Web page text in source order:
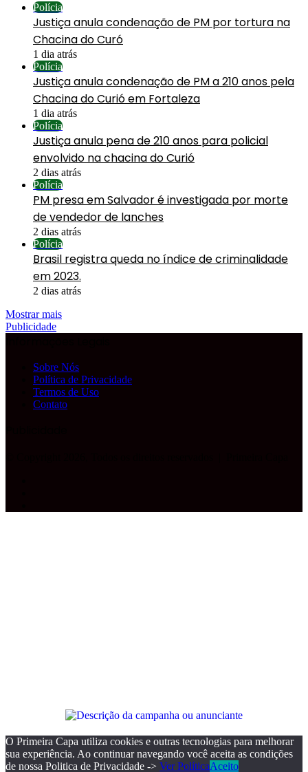
Polícia
Justiça anula condenação de PM por tortura na
Chacina do Curó
1 dia atrás
Polícia
Justiça anula condenação de PM a 210 anos pela
Chacina do Curió em Fortaleza
1 dia atrás
Polícia
Justiça anula pena de 210 anos para policial
envolvido na chacina do Curió
2 dias atrás
Polícia
PM presa em Salvador é investigada por morte
de vendedor de lanches
2 dias atrás
Polícia
Brasil registra queda no índice de criminalidade
em 2023.
2 dias atrás
Mostrar mais
Publicidade
Sobre Nós
Política de Privacidade
Termos de Uso
Contato
O Primeira Capa utiliza cookies e outras tecnologias para melhorar
sua experiência. Ao continuar navegando você aceita as condições
de nossa Politica de Privacidade -> Ver PolíticaAceito